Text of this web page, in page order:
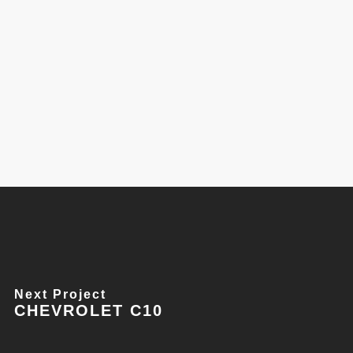
Next Project
CHEVROLET C10